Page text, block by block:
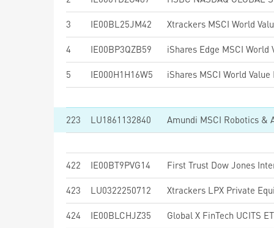
3 IE00BL25JM42 Xtrackers MSCI World
4 IE00BP3QZB59
5 IE000H1H16W5
223 LU1861132840 Amundi MSCI Robotics &
422 IE00BT9PVG14
423 LU0322250712 Xtrackers LPX Private
424 IE00BLCHJZ35 Global X FinTech UCITS